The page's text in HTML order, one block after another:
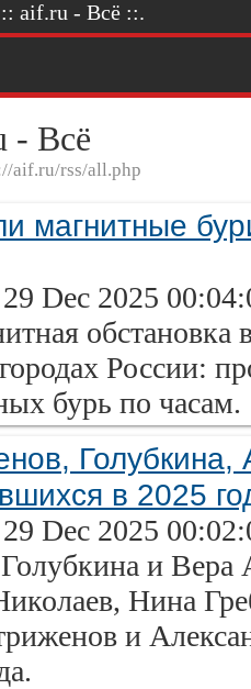
aif.ru - Всё ::.
- Всё
aif.ru/rss/all.php
магнитные
Dec 2025
России:
бурь по часам.
Голубкина,
в 2025
Dec 2025
и Вера
Нина
и